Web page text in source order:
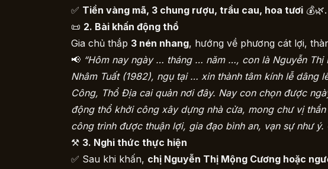
✅ Tiền vàng mã, 3 chung rượu, trầu cau, hoa tươi 💰🌿.
📜 2. Bài khấn động thổ
Gia chủ thắp 3 nén nhang, hướng về phương cát lợi,
📢 “Hôm nay ngày … tháng … năm …, con là Nguyễn Thị
Nhâm Tuất (1982), ngụ tại … xin thành tâm kính lễ dâng
Công, Thổ Địa cai quản nơi đây. Nay con chọn được
động thổ khởi công xây dựng nhà cửa, mong chư vị
công trình được thuận lợi, gia đạo bình an, vạn sự như ý.
⚒ 3. Nghi thức thực hiện
✅ Sau khi khấn, chị Nguyễn Thị Mộng Cương hoặc